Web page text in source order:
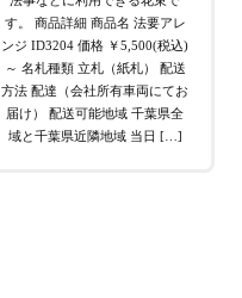
す。 商品詳細 商品名 法要アレ
ンジ ID3204 価格 ￥5,500(税込)
～ 名札種類 立札（紙札） 配送
方法 配達（会社所有車両にてお
届け） 配送可能地域 千葉県全
域と千葉県近隣地域 当日 […]